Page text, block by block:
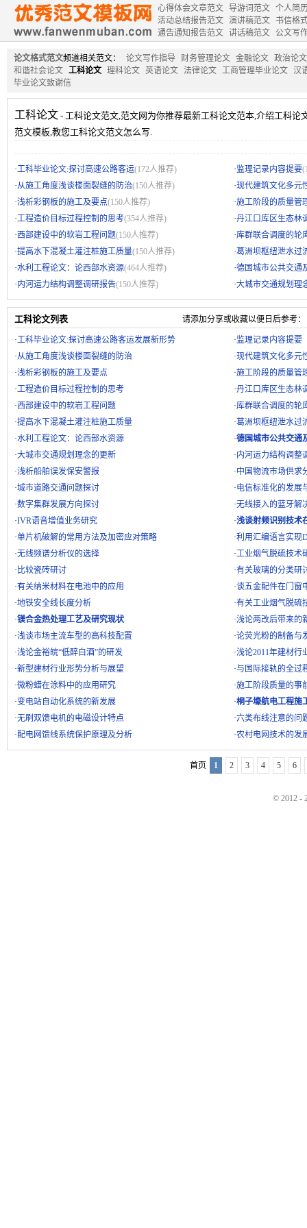
心得体会文章范文 导游词范文 个人简
活动总结报告范文 演讲稿范文 书信格
通告通知报告范文 讲话稿范文 公文写
论文格式范文频道相关范文： 论文写作指导 财务管理论文 金融论文 政治论文
和谐社会论文 工科论文 理科论文 英语论文 法律论文 工商管理毕业论文 汉
毕业论文致谢信
工科论文 - 工科论文范文,范文网为你推荐最新工科论文范本,介绍工科论
范文模板,教您工科论文范文怎么写.
·工科毕业论文:探讨高速公路客运(172人推荐) ·监理记录内容提要
·从施工角度浅谈楼面裂缝的防治(150人推荐) ·现代建筑文化多元
·浅析彩钢板的施工及要点(150人推荐) ·施工阶段的质量管
·工程造价目标过程控制的思考(354人推荐) ·丹江口库区生态林
·西部建设中的软岩工程问题(150人推荐) ·库群联合调度的轮
·提高水下混凝土灌注桩施工质量(150人推荐) ·葛洲坝枢纽泄水过
·水利工程论文：论西部水资源(464人推荐) ·德国城市公共交通
·内河运力结构调整调研报告(150人推荐) ·大城市交通规划理
工科论文列表 请添加分享或收藏以便日后参考：
·工科毕业论文:探讨高速公路客运发展新形势 ·监理记录内容提要
·从施工角度浅谈楼面裂缝的防治 ·现代建筑文化多元
·浅析彩钢板的施工及要点 ·施工阶段的质量管
·工程造价目标过程控制的思考 ·丹江口库区生态林
·西部建设中的软岩工程问题 ·库群联合调度的轮
·提高水下混凝土灌注桩施工质量 ·葛洲坝枢纽泄水过
·水利工程论文：论西部水资源 ·德国城市公共交通
·大城市交通规划理念的更新 ·内河运力结构调整
·浅析船舶误发保安警报 ·中国物流市场供求
·城市道路交通问题探讨 ·电信标准化的发展
·数字集群发展方向探讨 ·无线接入的蓝牙解
·IVR语音增值业务研究 ·浅谈射频识别技术
·单片机破解的常用方法及加密应对策略 ·利用汇编语言实现
·无线频谱分析仪的选择 ·工业烟气脱硫技术
· 比较瓷砖研讨 ·有关玻璃的分类研
·有关纳米材料在电池中的应用 ·谈五金配件在门窗
·地铁安全线长度分析 ·有关工业烟气脱硫
·镁合金热处理工艺及研究现状 ·浅论两改后带来的
·浅谈市场主流车型的高科技配置 ·论荧光粉的制备与
·浅论金裕皖“低醉白酒”的研发 ·浅论2011年建材行
·新型建材行业形势分析与展望 ·与国际接轨的全过
·微粉蜡在涂料中的应用研究 ·施工阶段质量的事
·变电站自动化系统的新发展 ·桐子壕航电工程施
·无刷双馈电机的电磁设计特点 ·六类布线注意的问
·配电网馈线系统保护原理及分析 ·农村电网技术的发
首页 1 2 3 4 5 6
© 2012 -